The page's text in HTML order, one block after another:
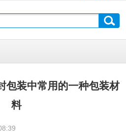
包装中常用的一种包装材
料